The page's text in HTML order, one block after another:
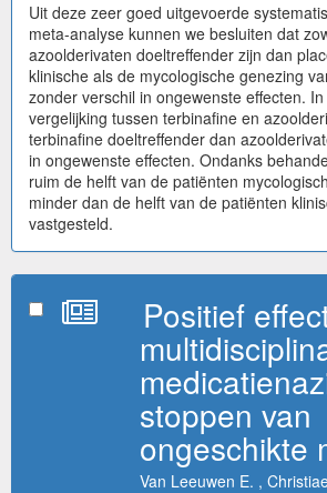
Uit deze zeer goed uitgevoerde
meta-analyse kunnen we besluiten dat
azoolderivaten doeltreffender zijn dan
klinische als de mycologische genezing
zonder verschil in ongewenste effecten.
vergelijking tussen terbinafine en
terbinafine doeltreffender dan
in ongewenste effecten. Ondanks
ruim de helft van de patiënten
minder dan de helft van de patiënten
vastgesteld.
Positief
stoppen van
ongeschikte
Van Leeuwen E. ,